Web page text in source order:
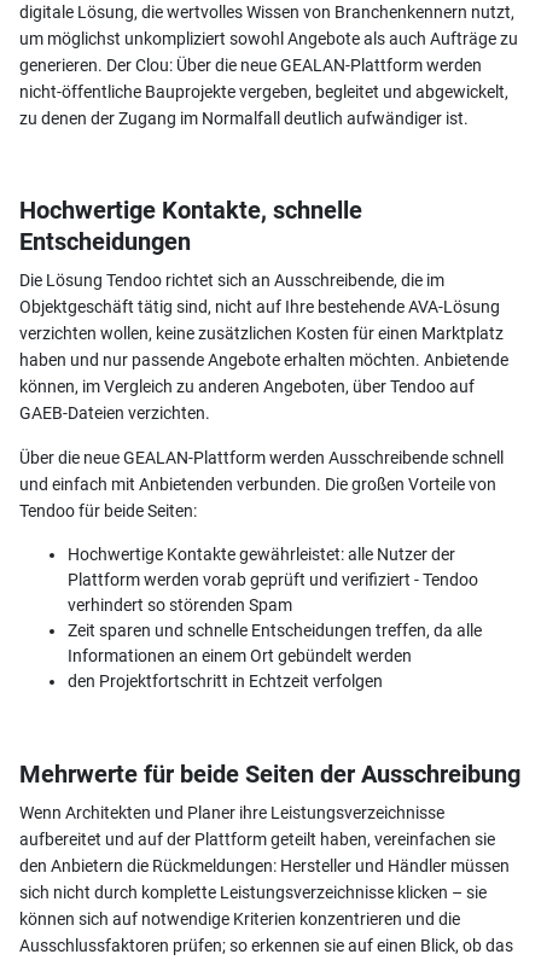
digitale Lösung, die wertvolles Wissen von Branchenkennern nutzt,
um möglichst unkompliziert sowohl Angebote als auch Aufträge zu
generieren. Der Clou: Über die neue GEALAN-Plattform werden
nicht-öffentliche Bauprojekte vergeben, begleitet und abgewickelt,
zu denen der Zugang im Normalfall deutlich aufwändiger ist.
Hochwertige Kontakte, schnelle
Entscheidungen
Die Lösung Tendoo richtet sich an Ausschreibende, die im
Objektgeschäft tätig sind, nicht auf Ihre bestehende AVA-Lösung
verzichten wollen​, keine zusätzlichen Kosten für einen Marktplatz
haben und nur passende Angebote erhalten möchten​. Anbietende
können, im Vergleich zu anderen Angeboten, über Tendoo auf
GAEB-Dateien verzichten.
Über die neue GEALAN-Plattform werden Ausschreibende schnell
und einfach mit Anbietenden verbunden. Die großen Vorteile von
Tendoo für beide Seiten:
Hochwertige Kontakte gewährleistet: alle Nutzer der
Plattform werden vorab geprüft und verifiziert - Tendoo
verhindert so störenden Spam
Zeit sparen und schnelle Entscheidungen treffen, da alle
Informationen an einem Ort gebündelt werden
den Projektfortschritt in Echtzeit verfolgen
Mehrwerte für beide Seiten der Ausschreibung
Wenn Architekten und Planer ihre Leistungsverzeichnisse
aufbereitet und auf der Plattform geteilt haben, vereinfachen sie
den Anbietern die Rückmeldungen: Hersteller und Händler müssen
sich nicht durch komplette Leistungsverzeichnisse klicken – sie
können sich auf notwendige Kriterien konzentrieren und die
Ausschlussfaktoren prüfen; so erkennen sie auf einen Blick, ob das